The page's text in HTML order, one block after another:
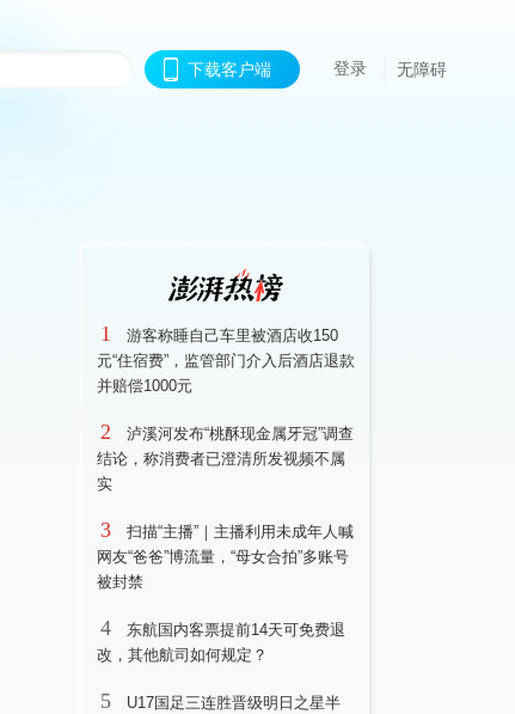
下载客户端 登录 无障碍
1
游客称睡自己车里被酒店收150
元“住宿费”，监管部门介入后酒店退款
并赔偿1000元
2
泸溪河发布“桃酥现金属牙冠”调查
结论，称消费者已澄清所发视频不属
实
3
扫描“主播”｜主播利用未成年人喊
网友“爸爸”博流量，“母女合拍”多账号
被封禁
4
东航国内客票提前14天可免费退
改，其他航司如何规定？
5
U17国足三连胜晋级明日之星半